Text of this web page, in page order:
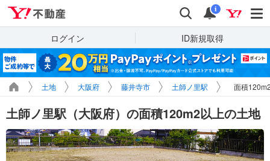
検索 通知
i
ログイン ID新規取得
土地 大阪府 藤井寺市 土師ノ里駅 面積
土師ノ里駅（大阪府）の面積120m2以上の土地